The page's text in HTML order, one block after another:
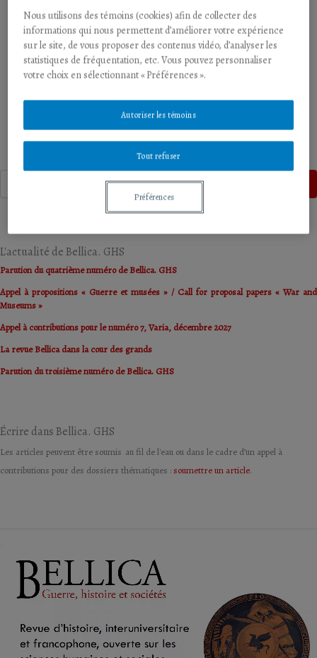
Publié le 26 novembre 2024| Article(Vol. 1 (2024): La honte)
Éditorial
Quentin Verreycken
Recherche
L'actualité de Bellica. GHS
Parution du quatrième numéro de Bellica. GHS
Appel à propositions « Guerre et musées » / Call for proposal papers « War and
Museums »
Appel à contributions pour le numéro 7, Varia, décembre 2027
La revue Bellica dans la cour des grands
Parution du troisième numéro de Bellica. GHS
Écrire dans Bellica. GHS
Les articles peuvent être soumis au fil de l'eau ou dans le cadre d’un appel à
contributions pour des dossiers thématiques : soumettre un article.
Nous utilisons des témoins (cookies) afin de collecter des
informations qui nous permettent d’améliorer votre expérience
sur le site, de vous proposer des contenus vidéo, d’analyser les
statistiques de fréquentation, etc. Vous pouvez personnaliser
votre choix en sélectionnant « Préférences ».
Tout refuser
Autoriser les témoins
Préférences